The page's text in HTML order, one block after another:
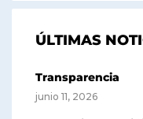
ÚLTIMAS
Transparencia
junio 11, 2026